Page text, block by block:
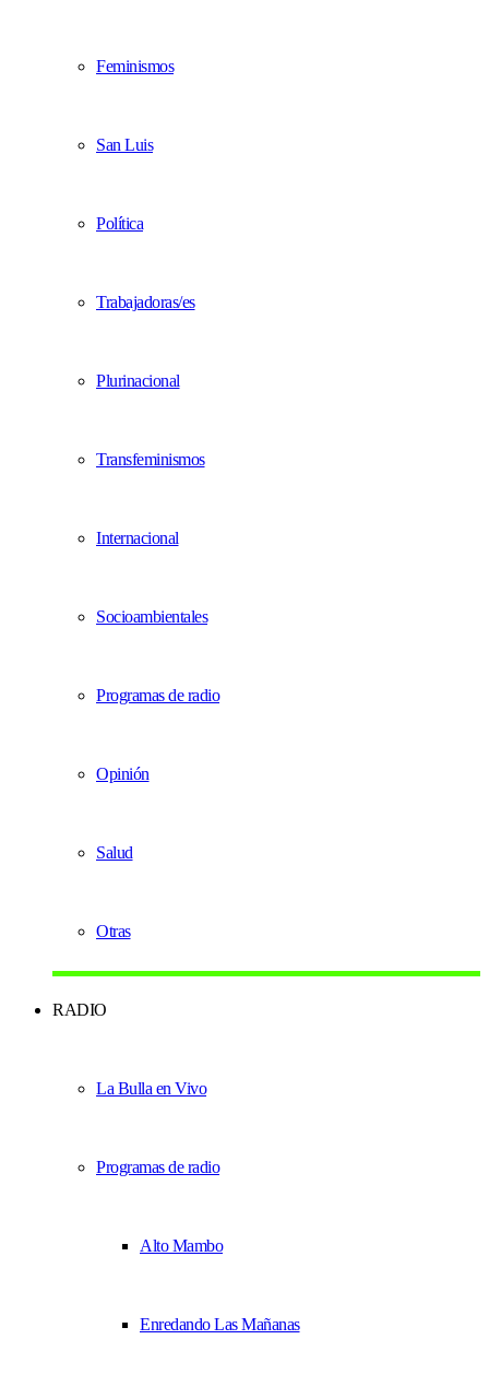
Feminismos
San Luis
Política
Trabajadoras/es
Plurinacional
Transfeminismos
Internacional
Socioambientales
Programas de radio
Opinión
Salud
Otras
RADIO
La Bulla en Vivo
Programas de radio
Alto Mambo
Enredando Las Mañanas